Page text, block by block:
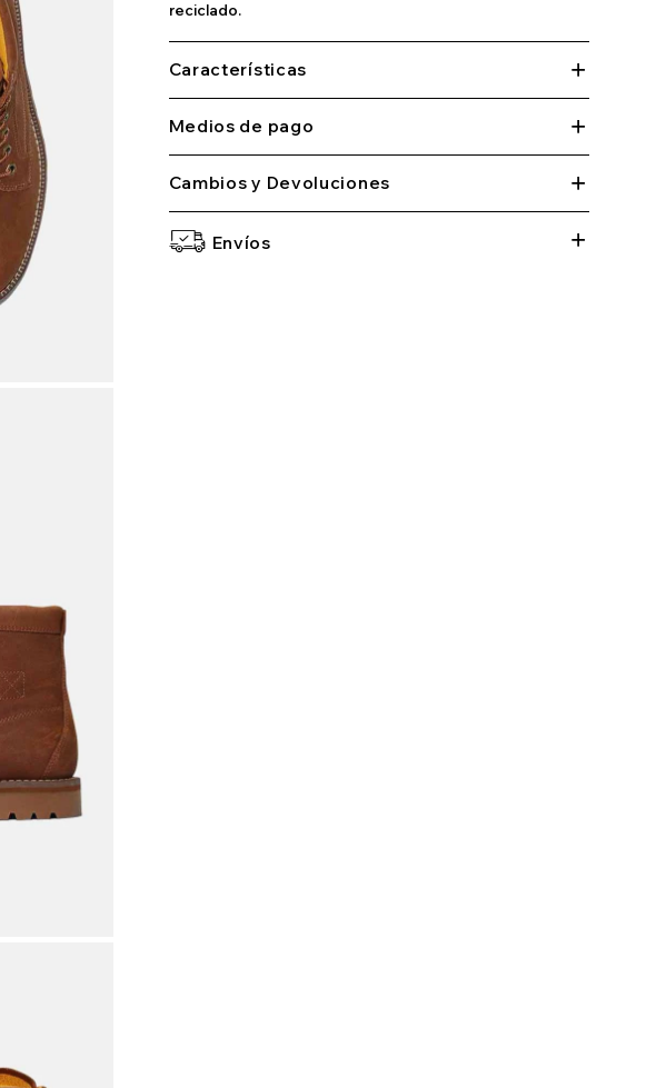
reciclado.
Características
Medios de pago
Cambios y Devoluciones
Envíos